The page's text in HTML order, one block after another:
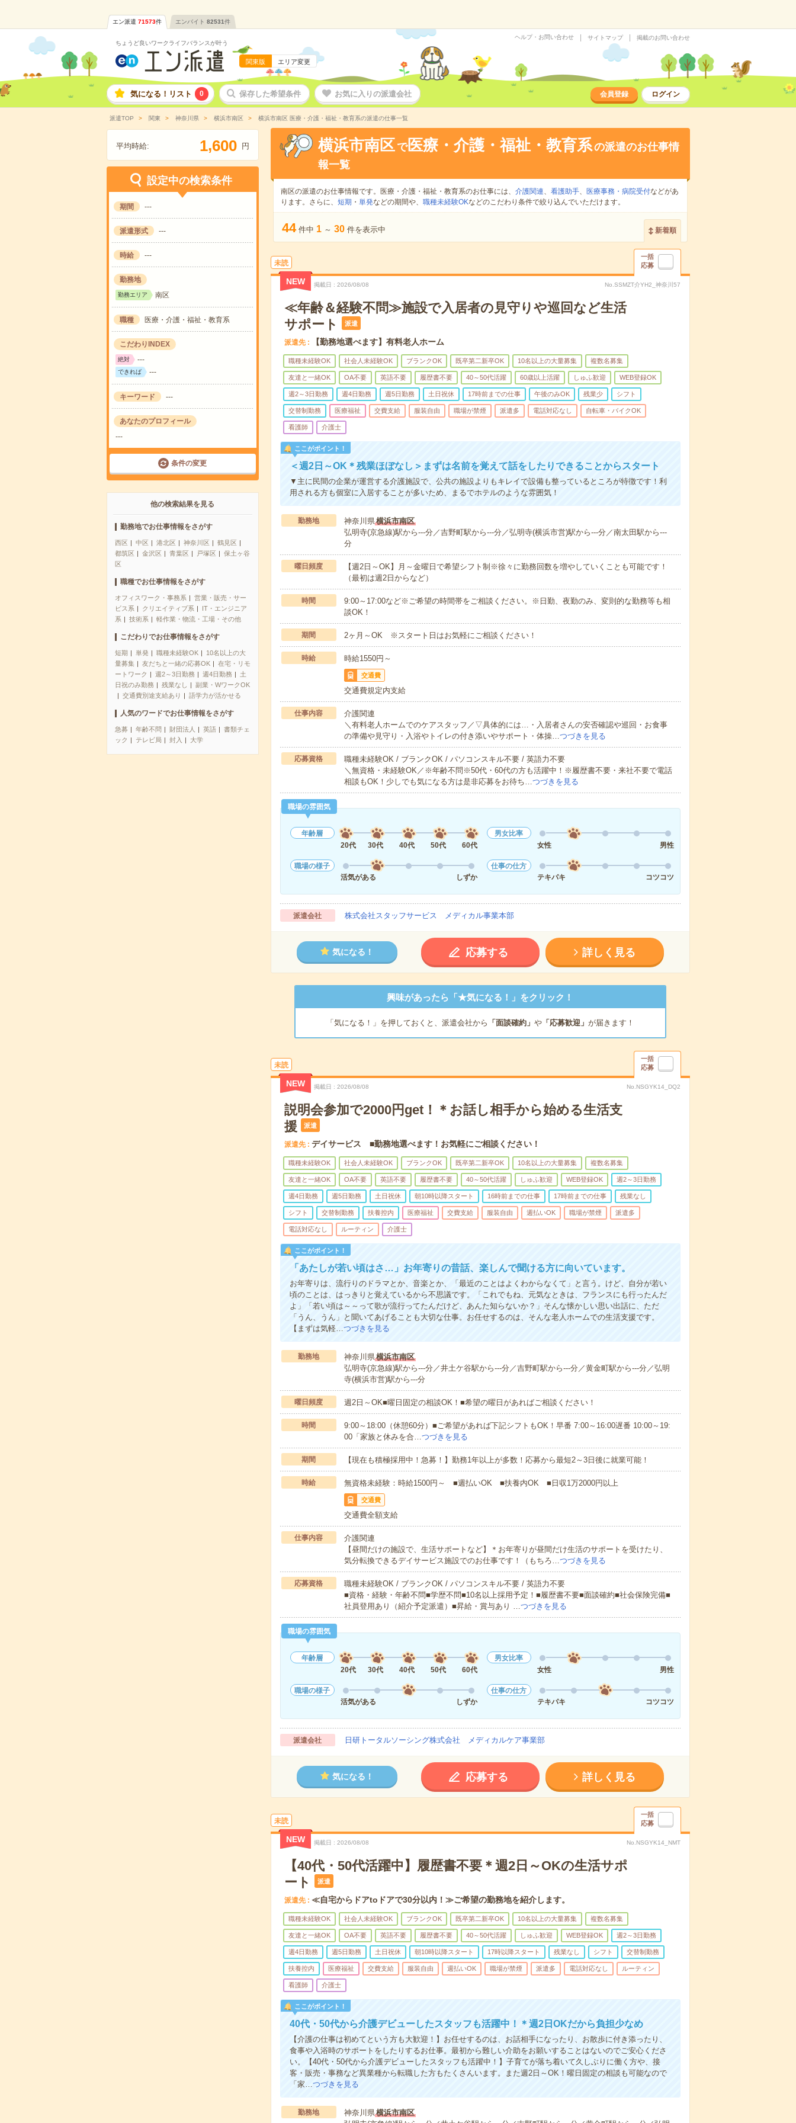
エン派遣 71573件 エンバイト 82531件
ちょうど良いワークライフバランスが叶う
関東版 エリア変更
ヘルプ・お問い合わせ サイトマップ 掲載のお問い合わせ
気になる！リスト 0 保存した希望条件 お気に入りの派遣会社 会員登録 ログイン
派遣TOP 関東 神奈川県 横浜市南区 横浜市南区 医療・介護・福祉・教育系の派遣の仕事一覧
平均時給: 1,600 円
設定中の検索条件
期間 ---
派遣形式 ---
時給 ---
勤務地
勤務エリア 南区
職種 医療・介護・福祉・教育系
こだわりINDEX
絶対 ---
できれば ---
キーワード ---
あなたのプロフィール
---
条件の変更
他の検索結果を見る
勤務地でお仕事情報をさがす
西区 中区 港北区 神奈川区
鶴見区
都筑区
金沢区 青葉区 戸塚区
保土ヶ谷
区
職種でお仕事情報をさがす
オフィスワーク・事務系
営業・販売・サー
ビス系
クリエイティブ系
IT・エンジニア
系
技術系 軽作業・物流・工場・その他
こだわりでお仕事情報をさがす
短期 単発 職種未経験OK
10名以上の大
量募集
友だちと一緒の応募OK
在宅・リモ
ートワーク
週2～3日勤務 週4日勤務
土
日祝のみ勤務
残業なし
副業・WワークOK
交通費別途支給あり
語学力が活かせる
人気のワードでお仕事情報をさがす
急募 年齢不問 財団法人 英語
書類チェ
ック
テレビ局 封入 大学
横浜市南区 で医療・介護・福祉・教育系の派遣のお仕事情
報一覧
南区の派遣のお仕事情報です。医療・介護・福祉・教育系のお仕事には、 介護関連、 看護助手、 医療事務・病院受付などがあ
ります。さらに、 短期 ・ 単発などの期間や、 職種未経験OKなどのこだわり条件で絞り込んでいただけます。
44 件中 1 ～ 30 件を表示中 新着順
未読
一括
応募
NEW 掲載日 2026/08/08 No.SSMZT介YH2_神奈川57
≪年齢＆経験不問≫施設で入居者の見守りや巡回など生活
サポート
派遣
派遣先 【勤務地選べます】有料老人ホーム
職種未経験OK 社会人未経験OK ブランクOK 既卒第二新卒OK 10名以上の大量募集 複数名募集
友達と一緒OK OA不要 英語不要 履歴書不要 40～50代活躍 60歳以上活躍 しゅふ歓迎 WEB登録OK
週2～3日勤務 週4日勤務 週5日勤務 土日祝休 17時前までの仕事 午後のみOK 残業少 シフト
交替制勤務 医療福祉 交費支給 服装自由 職場が禁煙 派遣多 電話対応なし 自転車・バイクOK
看護師 介護士
ここがポイント！
＜週2日～OK＊残業ほぼなし＞まずは名前を覚えて話をしたりできることからスタート
▼主に民間の企業が運営する介護施設で、公共の施設よりもキレイで設備も整っているところが特徴です！利
用される方も個室に入居することが多いため、まるでホテルのような雰囲気！
勤務地 神奈川県横浜市南区
弘明寺(京急線)駅から---分／吉野町駅から---分／弘明寺(横浜市営)駅から---分／南太田駅から---
分
曜日頻度
【週2日～OK】月～金曜日で希望シフト制※徐々に勤務回数を増やしていくことも可能です！
（最初は週2日からなど）
時間
9:00～17:00など※ご希望の時間帯をご相談ください。※日勤、夜勤のみ、変則的な勤務等も相
談OK！
期間 2ヶ月～OK ※スタート日はお気軽にご相談ください！
時給 時給1550円～
交通費
交通費規定内支給
仕事内容
介護関連
＼有料老人ホームでのケアスタッフ／▽具体的には…・入居者さんの安否確認や巡回・お食事
の準備や見守り・入浴やトイレの付き添いやサポート・体操…つづきを見る
応募資格
職種未経験OK / ブランクOK / パソコンスキル不要 / 英語力不要
＼無資格・未経験OK／※年齢不問※50代・60代の方も活躍中！※履歴書不要・来社不要で電話
相談もOK！少しでも気になる方は是非応募をお待ち…つづきを見る
職場の雰囲気
年齢層
20代
30代 40代 50代 60代
男女比率
女性
男性
職場の様子
活気がある
しずか
仕事の仕方
テキパキ
コツコツ
派遣会社 株式会社スタッフサービス メディカル事業本部
気になる！ 応募する 詳しく見る
興味があったら「★気になる！」をクリック！
「気になる！」を押しておくと、派遣会社から 「面談確約」 や「応募歓迎」 が届きます！
未読
一括
応募
NEW 掲載日 2026/08/08 No.NSGYK14_DQ2
説明会参加で2000円get！＊お話し相手から始める生活支
援
派遣
派遣先 デイサービス ■勤務地選べます！お気軽にご相談ください！
職種未経験OK 社会人未経験OK ブランクOK 既卒第二新卒OK 10名以上の大量募集 複数名募集
友達と一緒OK OA不要 英語不要 履歴書不要 40～50代活躍 しゅふ歓迎 WEB登録OK 週2～3日勤務
週4日勤務 週5日勤務 土日祝休 朝10時以降スタート 16時前までの仕事 17時前までの仕事 残業なし
シフト 交替制勤務 扶養控内 医療福祉 交費支給 服装自由 週払いOK 職場が禁煙 派遣多
電話対応なし ルーティン 介護士
ここがポイント！
「あたしが若い頃はさ…」お年寄りの昔話、楽しんで聞ける方に向いています。
お年寄りは、流行りのドラマとか、音楽とか、「最近のことはよくわからなくて」と言う。けど、自分が若い
頃のことは、はっきりと覚えているから不思議です。「これでもね、元気なときは、フランスにも行ったんだ
よ」「若い頃は～～って歌が流行ってたんだけど、あんた知らないか？」そんな懐かしい思い出話に、ただ
「うん、うん」と聞いてあげることも大切な仕事。お任せするのは、そんな老人ホームでの生活支援です。
【まずは気軽…つづきを見る
勤務地 神奈川県横浜市南区
弘明寺(京急線)駅から---分／井土ケ谷駅から---分／吉野町駅から---分／黄金町駅から---分／弘明
寺(横浜市営)駅から---分
曜日頻度 週2日～OK■曜日固定の相談OK！■希望の曜日があればご相談ください！
時間
9:00～18:00（休憩60分）■ご希望があれば下記シフトもOK！早番 7:00～16:00遅番 10:00～19:
00「家族と休みを合…つづきを見る
期間 【現在も積極採用中！急募！】勤務1年以上が多数！応募から最短2～3日後に就業可能！
時給 無資格未経験：時給1500円～ ■週払いOK ■扶養内OK ■日収1万2000円以上
交通費
交通費全額支給
仕事内容
介護関連
【昼間だけの施設で、生活サポートなど】＊お年寄りが昼間だけ生活のサポートを受けたり、
気分転換できるデイサービス施設でのお仕事です！（もちろ…つづきを見る
応募資格
職種未経験OK / ブランクOK / パソコンスキル不要 / 英語力不要
■資格・経験・年齢不問■学歴不問■10名以上採用予定！■履歴書不要■面談確約■社会保険完備■
社員登用あり（紹介予定派遣）■昇給・賞与あり …つづきを見る
職場の雰囲気
年齢層
20代
30代 40代 50代 60代
男女比率
女性
男性
職場の様子
活気がある
しずか
仕事の仕方
テキパキ
コツコツ
派遣会社 日研トータルソーシング株式会社 メディカルケア事業部
気になる！ 応募する 詳しく見る
未読
一括
応募
NEW 掲載日 2026/08/08 No.NSGYK14_NMT
【40代・50代活躍中】履歴書不要＊週2日～OKの生活サポ
ート
派遣
派遣先 ≪自宅からドアtoドアで30分以内！≫ご希望の勤務地を紹介します。
職種未経験OK 社会人未経験OK ブランクOK 既卒第二新卒OK 10名以上の大量募集 複数名募集
友達と一緒OK OA不要 英語不要 履歴書不要 40～50代活躍 しゅふ歓迎 WEB登録OK 週2～3日勤務
週4日勤務 週5日勤務 土日祝休 朝10時以降スタート 17時以降スタート 残業なし シフト 交替制勤務
扶養控内 医療福祉 交費支給 服装自由 週払いOK 職場が禁煙 派遣多 電話対応なし ルーティン
看護師 介護士
ここがポイント！
40代・50代から介護デビューしたスタッフも活躍中！＊週2日OKだから負担少なめ
【介護の仕事は初めてという方も大歓迎！】お任せするのは、お話相手になったり、お散歩に付き添ったり、
食事や入浴時のサポートをしたりするお仕事。最初から難しい介助をお願いすることはないのでご安心くださ
い。【40代・50代から介護デビューしたスタッフも活躍中！】子育てが落ち着いて久しぶりに働く方や、接
客・販売・事務など異業種から転職した方もたくさんいます。また週2日～OK！曜日固定の相談も可能なので
「家…つづきを見る
勤務地 神奈川県横浜市南区